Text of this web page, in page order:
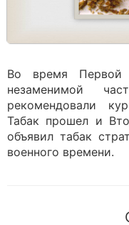
Во время Первой
незаменимой
рекомендовали
Табак прошел и
объявил табак
военного времени.